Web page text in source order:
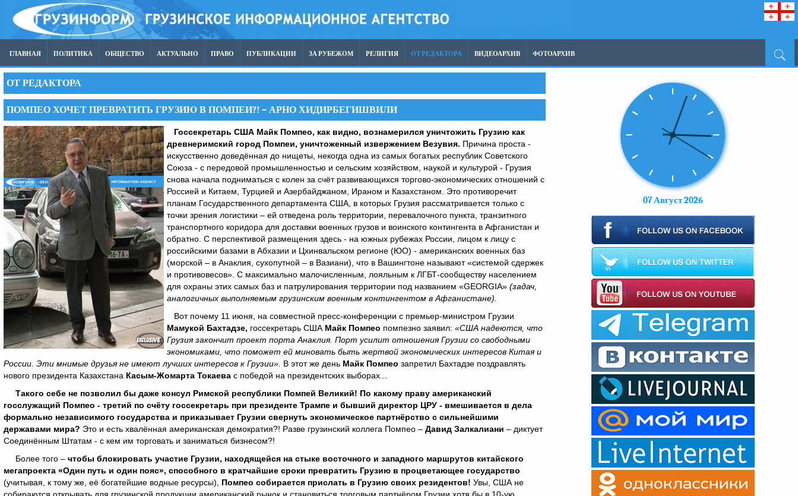
ГЛАВНАЯ ПОЛИТИКА ОБЩЕСТВО АКТУАЛЬНО ПРАВО ПУБЛИКАЦИИ ЗА РУБЕЖОМ РЕЛИГИЯ ОТ РЕДАКТОРА ВИДЕОАРХИВ ФОТОАРХИВ
ОТ РЕДАКТОРА
ПОМПЕО ХОЧЕТ ПРЕВРАТИТЬ ГРУЗИЮ В ПОМПЕИ?! – АРНО ХИДИРБЕГИШВИЛИ
Госсекретарь США Майк Помпео, как видно, вознамерился уничтожить Грузию как
древнеримский город Помпеи, уничтоженный извержением Везувия. Причина проста -
искусственно доведённая до нищеты, некогда одна из самых богатых республик Советского
Союза - с передовой промышленностью и сельским хозяйством, наукой и культурой - Грузия
снова начала подниматься с колен за счёт развивающихся торгово-экономических отношений с
Россией и Китаем, Турцией и Азербайджаном, Ираном и Казахстаном. Это противоречит
планам Государственного департамента США, в которых Грузия рассматривается только с
точки зрения логистики – ей отведена роль территории, перевалочного пункта, транзитного
транспортного коридора для доставки военных грузов и воинского контингента в Афганистан и
обратно. С перспективой размещения здесь - на южных рубежах России, лицом к лицу с
российскими базами в Абхазии и Цхинвальском регионе (ЮО) - американских военных баз
(морской – в Анаклия, сухопутной – в Вазиани), что в Вашингтоне называют «системой сдержек
и противовесов». С максимально малочисленным, лояльным к ЛГБТ-сообществу населением
для охраны этих самых баз и патрулирования территории под названием «GEORGIA» (задач,
аналогичных выполняемым грузинским военным контингентом в Афганистане).
Вот почему 11 июня, на совместной пресс-конференции с премьер-министром Грузии
Мамукой Бахтадзе, госсекретарь США Майк Помпео помпезно заявил: «США надеются, что
Грузия закончит проект порта Анаклия. Порт усилит отношения Грузии со свободными
экономиками, что поможет ей миновать быть жертвой экономических интересов Китая и
России. Эти мнимые друзья не имеют лучших интересов к Грузии». В этот же день Майк Помпео запретил Бахтадзе поздравлять
нового президента Казахстана Касым-Жомарта Токаева с победой на президентских выборах...
Такого себе не позволил бы даже консул Римской республики Помпей Великий! По какому праву американский
госслужащий Помпео - третий по счёту госсекретарь при президенте Трампе и бывший директор ЦРУ - вмешивается в дела
формально независимого государства и приказывает Грузии свернуть экономическое партнёрство с сильнейшими
державами мира? Это и есть хвалённая американская демократия?! Разве грузинский коллега Помпео – Давид Залкалиани – диктует
Соединённым Штатам - с кем им торговать и заниматься бизнесом?!
Более того – чтобы блокировать участие Грузии, находящейся на стыке восточного и западного маршрутов китайского
мегапроекта «Один путь и один пояс», способного в кратчайшие сроки превратить Грузию в процветающее государство
(учитывая, к тому же, её богатейшие водные ресурсы), Помпео собирается прислать в Грузию своих резидентов! Увы, США не
07 Август 2026